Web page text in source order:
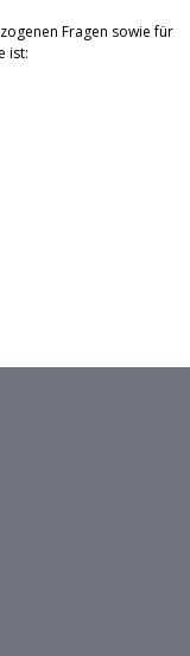
Fragen sowie für
ist: